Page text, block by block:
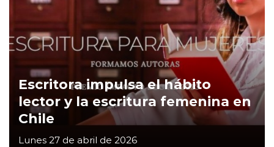
Escritora impulsa el hábito
lector y la escritura femenina en
Chile
Lunes 27 de abril de 2026